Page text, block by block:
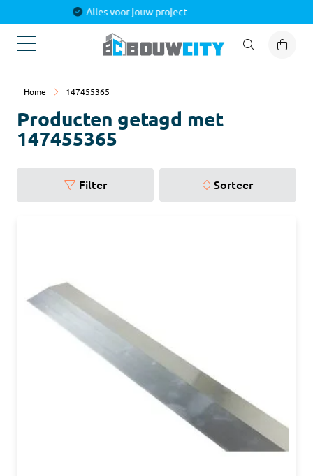
Alles voor jouw project
Home 147455365
Producten getagd met
147455365
Filter Sorteer